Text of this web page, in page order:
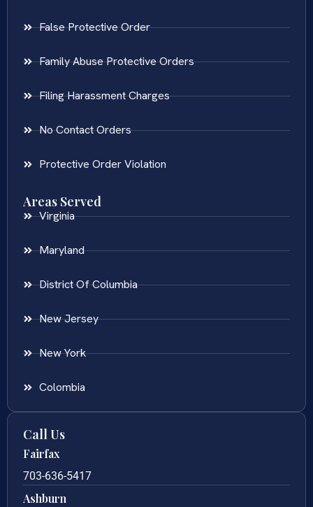
False Protective Order
Family Abuse Protective Orders
Filing Harassment Charges
No Contact Orders
Protective Order Violation
Areas Served
Virginia
Maryland
District Of Columbia
New Jersey
New York
Colombia
Call Us
Fairfax
703-636-5417
Ashburn